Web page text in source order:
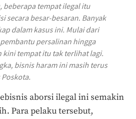
beberapa tempat ilegal itu
secara besar-besaran. Banyak
dalam kasus ini. Mulai dari
persalinan hingga
kini tempat itu tak terlihat lagi.
bisnis haram ini masih terus
aborsi ilegal ini semakin
Para pelaku tersebut,